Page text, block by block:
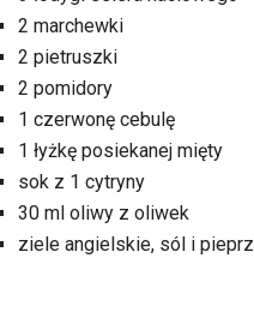
2 marchewki
2 pietruszki
2 pomidory
1 czerwonę cebulę
1 łyżkę posiekanej mięty
sok z 1 cytryny
30 ml oliwy z oliwek
ziele angielskie, sól i pieprz